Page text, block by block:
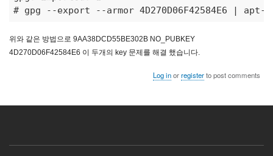
# gpg --export --armor 4D270D06F42584E6 | apt-
위와 같은 방법으로 9AA38DCD55BE302B NO_PUBKEY
4D270D06F42584E6 이 두개의 key 문제를 해결 했습니다.
Log inorregisterto post comments